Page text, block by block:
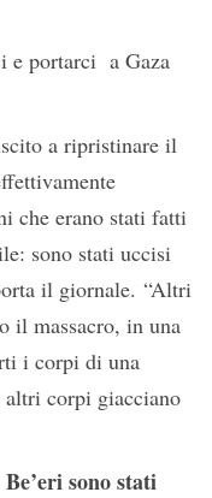
e portarci a Gaza
a ripristinare il
che erano stati fatti
sono stati uccisi
il giornale. “Altri
il massacro, in una
i corpi di una
corpi giacciano
sono stati